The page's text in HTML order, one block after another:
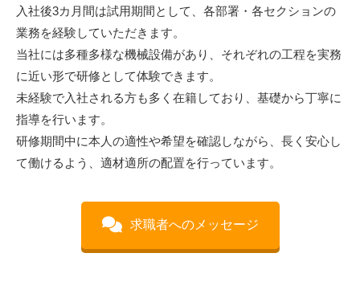
入社後3カ月間は試用期間として、各部署・各セクションの
業務を経験していただきます。
当社には多種多様な機械設備があり、それぞれの工程を実務
に近い形で研修として体験できます。
未経験で入社される方も多く在籍しており、基礎から丁寧に
指導を行います。
研修期間中に本人の適性や希望を確認しながら、長く安心し
て働けるよう、適材適所の配置を行っています。
求職者へのメッセージ